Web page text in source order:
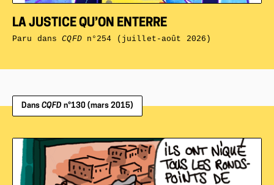
LA JUSTICE QU’ON ENTERRE
Paru dansCQFDn°254 (juillet-août 2026)
Dans CQFD n°130 (mars 2015)